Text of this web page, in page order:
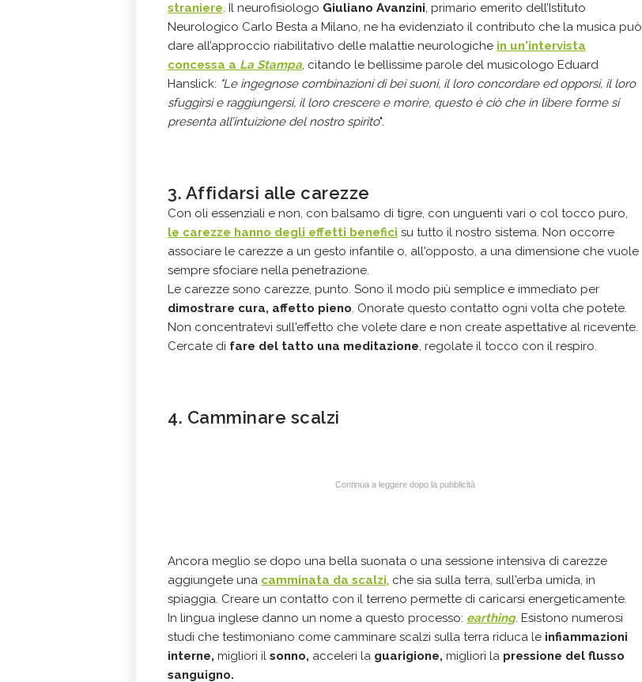
straniere. Il neurofisiologo Giuliano Avanzini, primario emerito dell’Istituto
Neurologico Carlo Besta a Milano, ne ha evidenziato il contributo che la musica può
dare all’approccio riabilitativo delle malattie neurologiche in un'intervista
concessa a La Stampa, citando le bellissime parole del musicologo Eduard
Hanslick: "Le ingegnose combinazioni di bei suoni, il loro concordare ed opporsi, il loro
sfuggirsi e raggiungersi, il loro crescere e morire, questo è ciò che in libere forme si
presenta all’intuizione del nostro spirito".
3. Affidarsi alle carezze
Con oli essenziali e non, con balsamo di tigre, con unguenti vari o col tocco puro,
le carezze hanno degli effetti benefici su tutto il nostro sistema. Non occorre
associare le carezze a un gesto infantile o, all'opposto, a una dimensione che vuole
sempre sfociare nella penetrazione.
Le carezze sono carezze, punto. Sono il modo più semplice e immediato per
dimostrare cura, affetto pieno. Onorate questo contatto ogni volta che potete.
Non concentratevi sull'effetto che volete dare e non create aspettative al ricevente.
Cercate di fare del tatto una meditazione, regolate il tocco con il respiro.
4. Camminare scalzi
Continua a leggere dopo la pubblicità
Ancora meglio se dopo una bella suonata o una sessione intensiva di carezze
aggiungete una camminata da scalzi, che sia sulla terra, sull'erba umida, in
spiaggia. Creare un contatto con il terreno permette di caricarsi energeticamente.
In lingua inglese danno un nome a questo processo: earthing. Esistono numerosi
studi che testimoniano come camminare scalzi sulla terra riduca le infiammazioni
interne, migliori il sonno, acceleri la guarigione, migliori la pressione del flusso
sanguigno.